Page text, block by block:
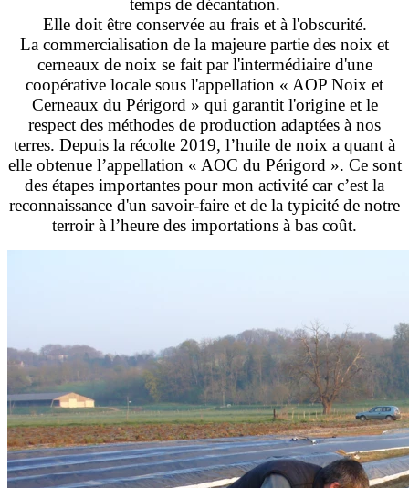
Elle doit être conservée au frais et à l'obscurité.
La commercialisation de la majeure partie des noix et
cerneaux de noix se fait par l'intermédiaire d'une
coopérative locale sous l'appellation « AOP Noix et
Cerneaux du Périgord » qui garantit l'origine et le
respect des méthodes de production adaptées à nos
terres. Depuis la récolte 2019, l’huile de noix a quant à
elle obtenue l’appellation « AOC du Périgord ». Ce sont
des étapes importantes pour mon activité car c’est la
reconnaissance d'un savoir-faire et de la typicité de notre
terroir à l’heure des importations à bas coût.